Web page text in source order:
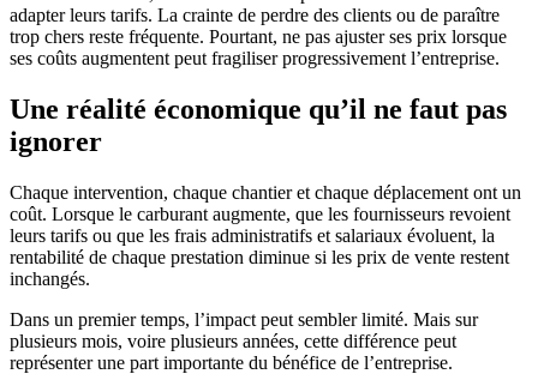
adapter leurs tarifs. La crainte de perdre des clients ou de paraître
trop chers reste fréquente. Pourtant, ne pas ajuster ses prix lorsque
ses coûts augmentent peut fragiliser progressivement l’entreprise.
Une réalité économique qu’il ne faut pas
ignorer
Chaque intervention, chaque chantier et chaque déplacement ont un
coût. Lorsque le carburant augmente, que les fournisseurs revoient
leurs tarifs ou que les frais administratifs et salariaux évoluent, la
rentabilité de chaque prestation diminue si les prix de vente restent
inchangés.
Dans un premier temps, l’impact peut sembler limité. Mais sur
plusieurs mois, voire plusieurs années, cette différence peut
représenter une part importante du bénéfice de l’entreprise.